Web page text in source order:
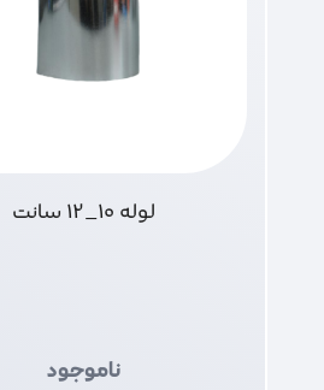
لوله 10_12 سانت
ناموجود